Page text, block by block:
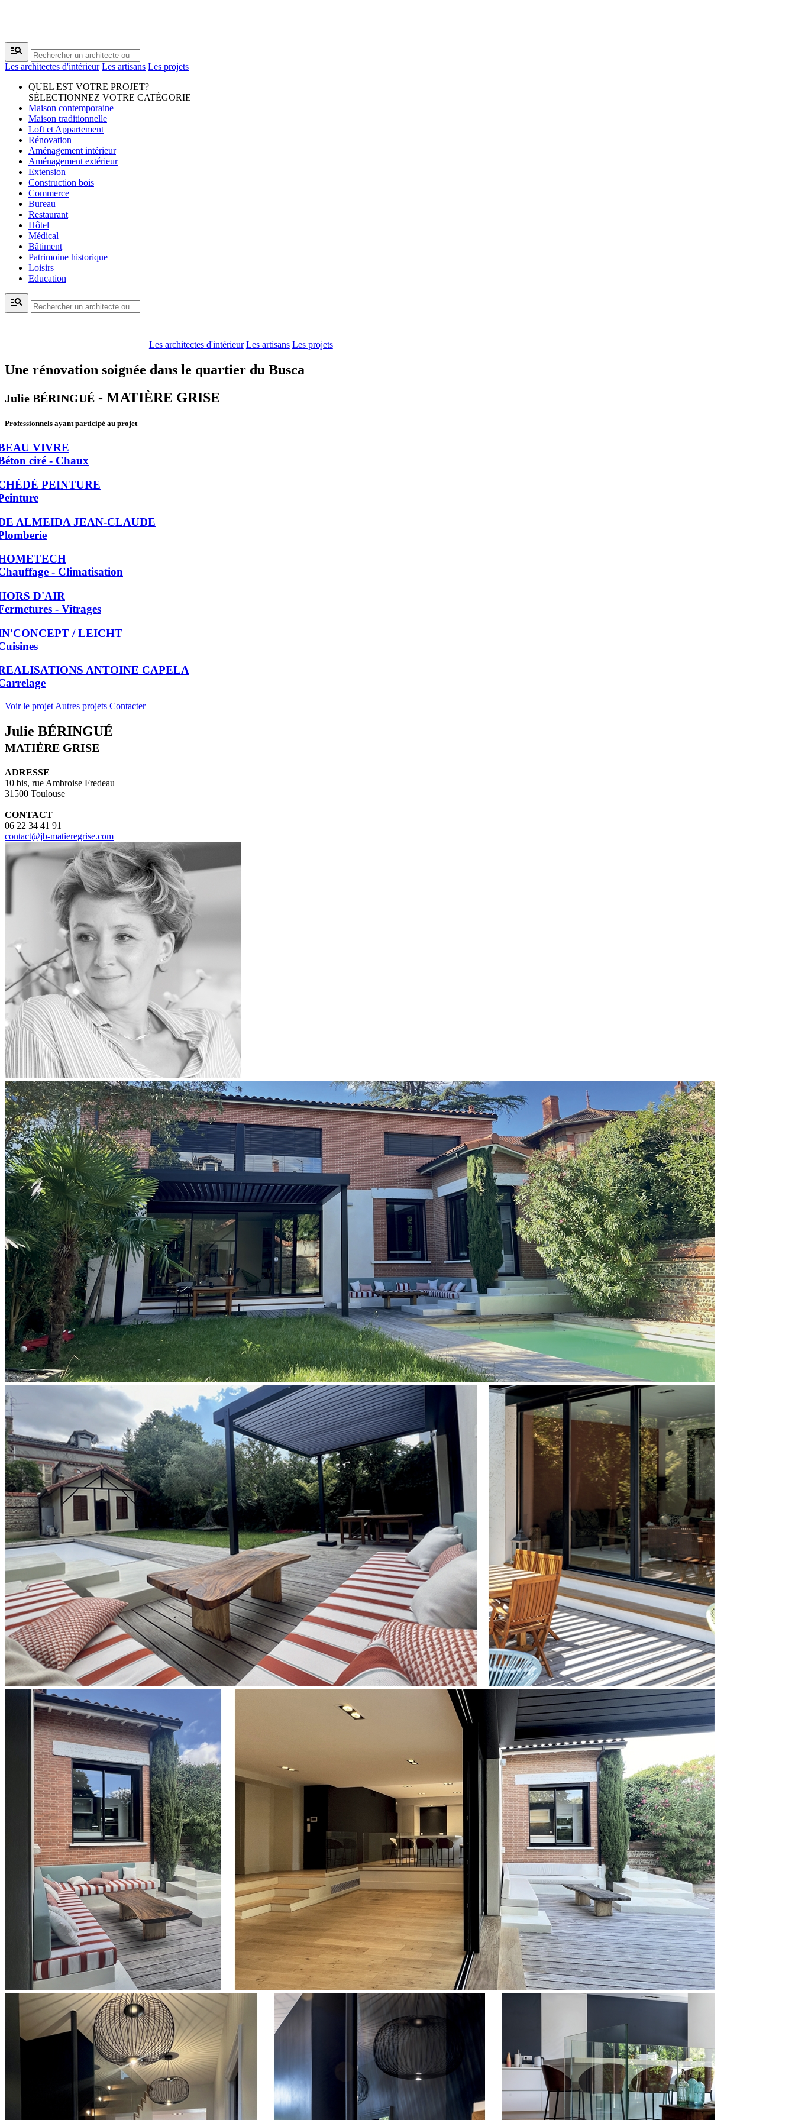
manage_search
Les architectes d'intérieur Les artisans Les projets
QUEL EST VOTRE PROJET?
SÉLECTIONNEZ VOTRE CATÉGORIE
Maison contemporaine
Maison traditionnelle
Loft et Appartement
Rénovation
Aménagement intérieur
Aménagement extérieur
Extension
Construction bois
Commerce
Bureau
Restaurant
Hôtel
Médical
Bâtiment
Patrimoine historique
Loisirs
Education
manage_search
Les architectes d'intérieur Les artisans Les projets
Une rénovation soignée dans le quartier du Busca
Julie BÉRINGUÉ - MATIÈRE GRISE
Professionnels ayant participé au projet
VIVRE
ciré - Chaux
PEINTURE
ALMEIDA JEAN-CLAUDE
- Climatisation
D'AIR
- Vitrages
/ LEICHT
ANTOINE CAPELA
Voir le projet Autres projets Contacter
Julie BÉRINGUÉ
MATIÈRE GRISE
ADRESSE
10 bis, rue Ambroise Fredeau
31500 Toulouse
CONTACT
06 22 34 41 91
contact@jb-matieregrise.com